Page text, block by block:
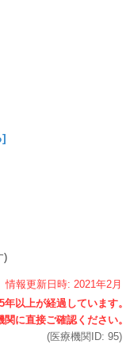
]
)
情報更新日時: 2021年2月
(医療機関ID: 95)